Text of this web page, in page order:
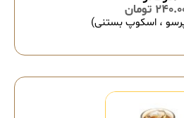
تومان
، اسکوپ بستنی)